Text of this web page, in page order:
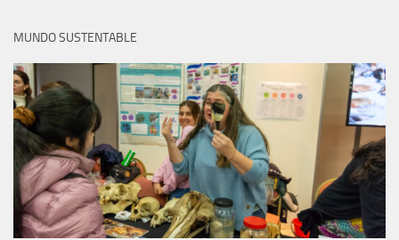
MUNDO SUSTENTABLE